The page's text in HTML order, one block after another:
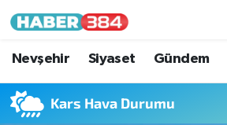
Nevşehir Siyaset Gündem
Kars Hava Durumu
Nöbetçi Eczaneler
Hava Durumu